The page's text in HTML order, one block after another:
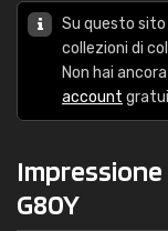
Su questo sito
collezioni di
Non hai
account
Impressione
G80Y